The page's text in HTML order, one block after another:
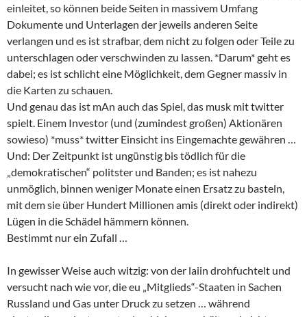
einleitet, so können beide Seiten in massivem Umfang
Dokumente und Unterlagen der jeweils anderen Seite
verlangen und es ist strafbar, dem nicht zu folgen oder Teile zu
unterschlagen oder verschwinden zu lassen. *Darum* geht es
dabei; es ist schlicht eine Möglichkeit, dem Gegner massiv in
die Karten zu schauen.
Und genau das ist mAn auch das Spiel, das musk mit twitter
spielt. Einem Investor (und (zumindest großen) Aktionären
sowieso) *muss* twitter Einsicht ins Eingemachte gewähren …
Und: Der Zeitpunkt ist ungünstig bis tödlich für die
„demokratischen“ politster und Banden; es ist nahezu
unmöglich, binnen weniger Monate einen Ersatz zu basteln,
mit dem sie über Hundert Millionen amis (direkt oder indirekt)
Lügen in die Schädel hämmern können.
Bestimmt nur ein Zufall …
In gewisser Weise auch witzig: von der laiin drohfuchtelt und
versucht nach wie vor, die eu „Mitglieds“-Staaten in Sachen
Russland und Gas unter Druck zu setzen … während